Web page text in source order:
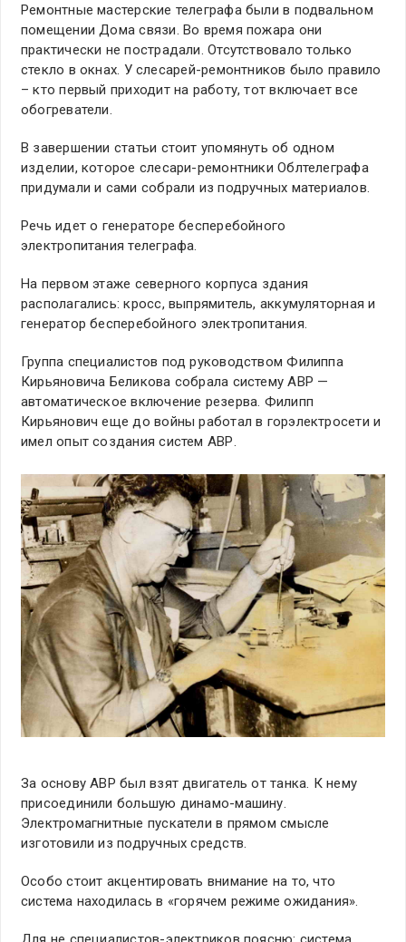
Ремонтные мастерские телеграфа были в подвальном
помещении Дома связи. Во время пожара они
практически не пострадали. Отсутствовало только
стекло в окнах. У слесарей-ремонтников было правило
– кто первый приходит на работу, тот включает все
обогреватели.
В завершении статьи стоит упомянуть об одном
изделии, которое слесари-ремонтники Облтелеграфа
придумали и сами собрали из подручных материалов.
Речь идет о генераторе бесперебойного
электропитания телеграфа.
На первом этаже северного корпуса здания
располагались: кросс, выпрямитель, аккумуляторная и
генератор бесперебойного электропитания.
Группа специалистов под руководством Филиппа
Кирьяновича Беликова собрала систему АВР —
автоматическое включение резерва. Филипп
Кирьянович еще до войны работал в горэлектросети и
имел опыт создания систем АВР.
За основу АВР был взят двигатель от танка. К нему
присоединили большую динамо-машину.
Электромагнитные пускатели в прямом смысле
изготовили из подручных средств.
Особо стоит акцентировать внимание на то, что
система находилась в «горячем режиме ожидания».